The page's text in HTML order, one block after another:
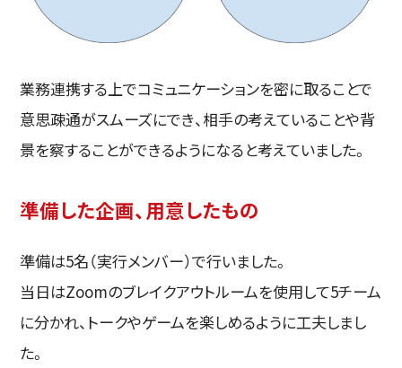
業務連携する上でコミュニケーションを密に取ることで
意思疎通がスムーズにでき、相手の考えていることや背
景を察することができるようになると考えていました。
準備した企画、用意したもの
準備は5名（実行メンバー）で行いました。
当日はZoomのブレイクアウトルームを使用して5チーム
に分かれ、トークやゲームを楽しめるように工夫しまし
た。